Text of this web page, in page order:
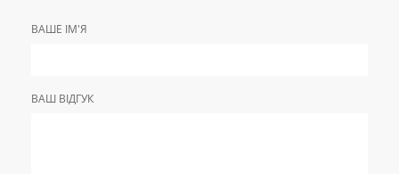
ВАШЕ ІМ'Я
ВАШ ВІДГУК